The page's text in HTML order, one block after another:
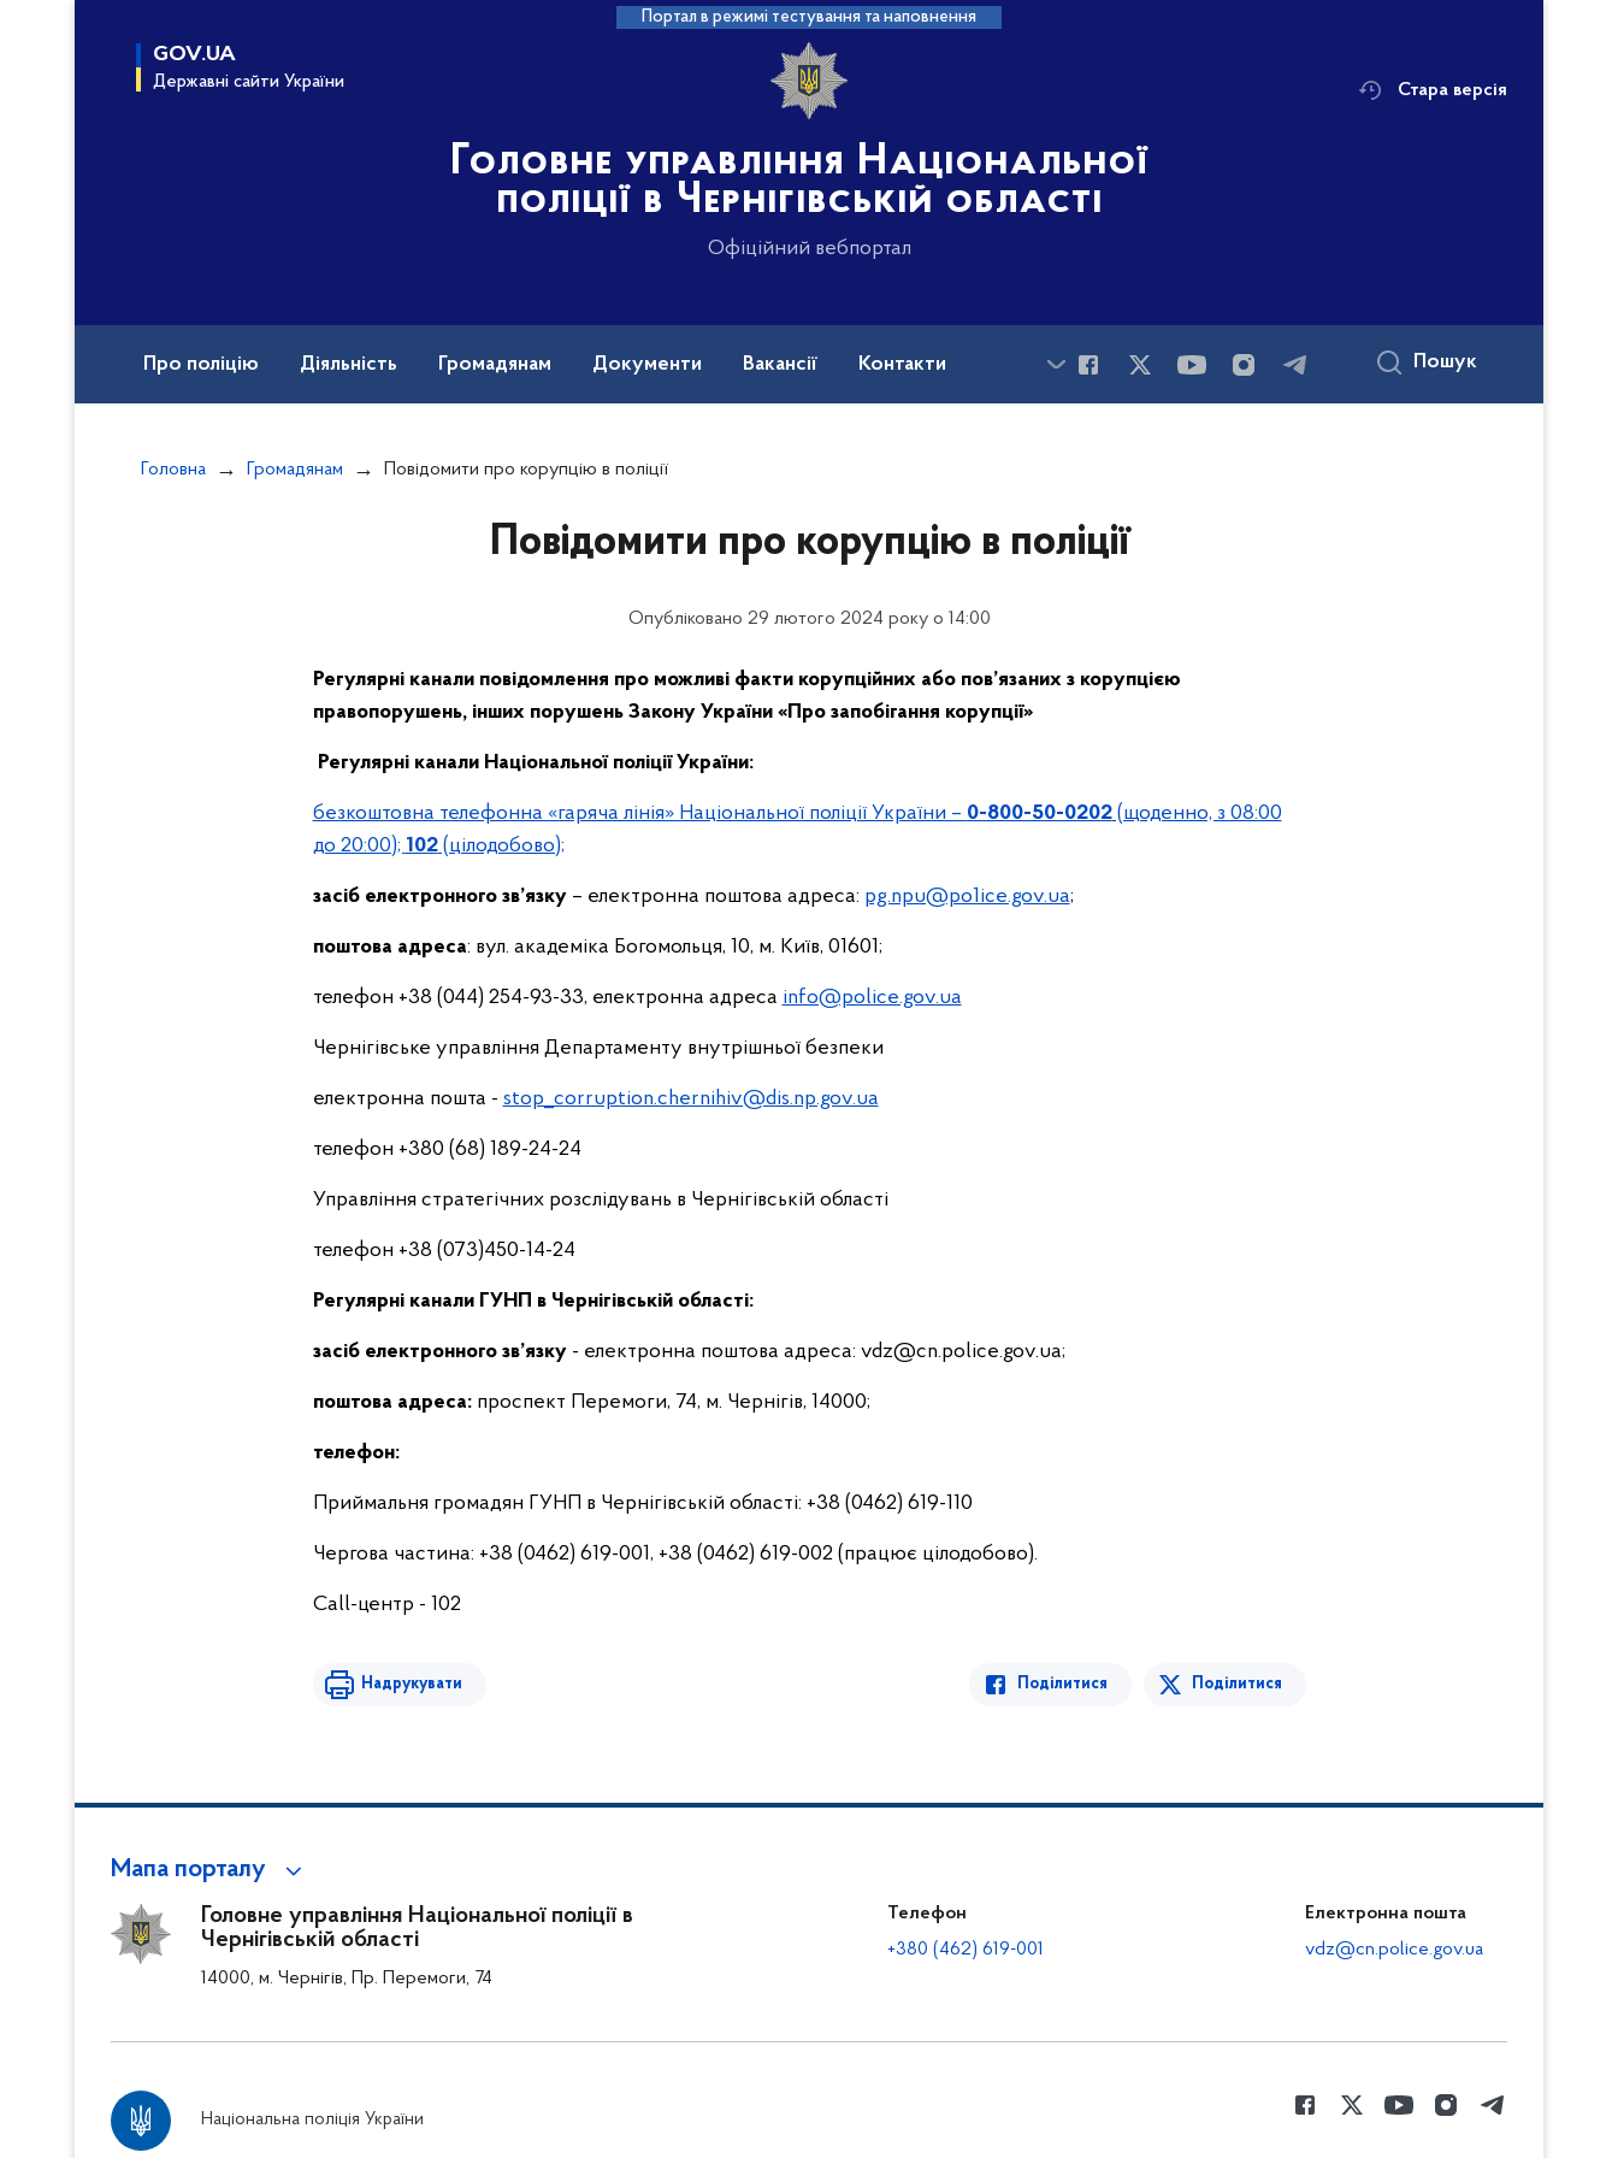
Портал в режимі тестування та наповнення
GOV.UA
Державні сайти України
Головне управління Національної
поліції в Чернігівській області
Офіційний вебпортал
Стара версія
Про поліцію Діяльність Громадянам Документи Вакансії Контакти Пошук
Головна Громадянам Повідомити про корупцію в поліції
Повідомити про корупцію в поліції
Опубліковано 29 лютого 2024 року о 14:00
Регулярні канали повідомлення про можливі факти корупційних або пов’язаних з корупцією
правопорушень, інших порушень Закону України «Про запобігання корупції»
Регулярні канали Національної поліції України:
безкоштовна телефонна «гаряча лінія» Національної поліції України – 0-800-50-0202(щоденно, з 08:00
до 20:00); 102(цілодобово);
засіб електронного зв’язку– електронна поштова адреса: рg.npu@ро1ісе.gov.ua;
поштова адреса: вул. академіка Богомольця, 10, м. Київ, 01601;
телефон +38 (044) 254-93-33, електронна адреса info@police.gov.ua
Чернігівське управління Департаменту внутрішньої безпеки
електронна пошта - stop_corruption.chernihiv@dis.np.gov.ua
телефон +380 (68) 189-24-24
Управління стратегічних розслідувань в Чернігівській області
телефон +38 (073)450-14-24
Регулярні канали ГУНП в Чернігівській області:
засіб електронного зв’язку- електронна поштова адреса: vdz@cn.роlісе.gov.ua;
поштова адреса:проспект Перемоги, 74, м. Чернігів, 14000;
телефон:
Приймальня громадян ГУНП в Чернігівській області: +38 (0462) 619-110
Чергова частина: +38 (0462) 619-001, +38 (0462) 619-002 (працює цілодобово).
Call-центр - 102
Надрукувати Поділитися Поділитися
Мапа порталу
Головне управління Національної поліції в
Чернігівській області
14000, м. Чернігів, Пр. Перемоги, 74
Телефон
+380 (462) 619-001
Електронна пошта
vdz@cn.police.gov.ua
Національна поліція України